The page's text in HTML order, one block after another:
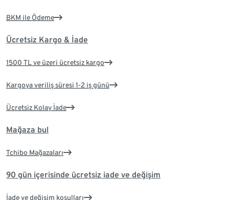
BKM ile Ödeme
Ücretsiz Kargo & İade
1500 TL ve üzeri ücretsiz kargo
Kargoya veriliş süresi 1-2 iş günü
Ücretsiz Kolay İade
Mağaza bul
Tchibo Mağazaları
90 gün içerisinde ücretsiz iade ve değişim
İade ve değişim koşulları